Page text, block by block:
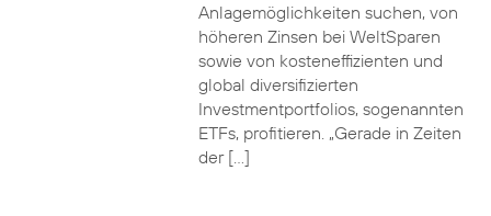
Anlagemöglichkeiten suchen, von
höheren Zinsen bei WeltSparen
sowie von kosteneffizienten und
global diversifizierten
Investmentportfolios, sogenannten
ETFs, profitieren. „Gerade in Zeiten
der […]